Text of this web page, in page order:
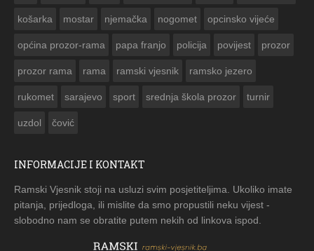
košarka mostar njemačka nogomet opcinsko vijeće
općina prozor-rama papa franjo policija povijest prozor
prozor rama rama ramski vjesnik ramsko jezero
rukomet sarajevo sport srednja škola prozor turnir
uzdol čović
INFORMACIJE I KONTAKT
Ramski Vjesnik stoji na usluzi svim posjetiteljima. Ukoliko imate
pitanja, prijedloga, ili mislite da smo propustili neku vijest -
slobodno nam se obratite putem nekih od linkova ispod.